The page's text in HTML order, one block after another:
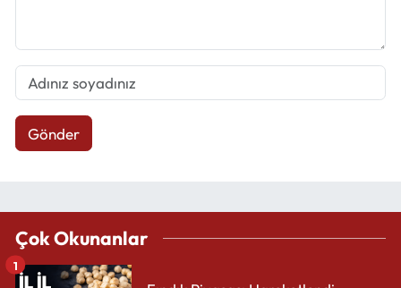
Gönder
Çok Okunanlar
1